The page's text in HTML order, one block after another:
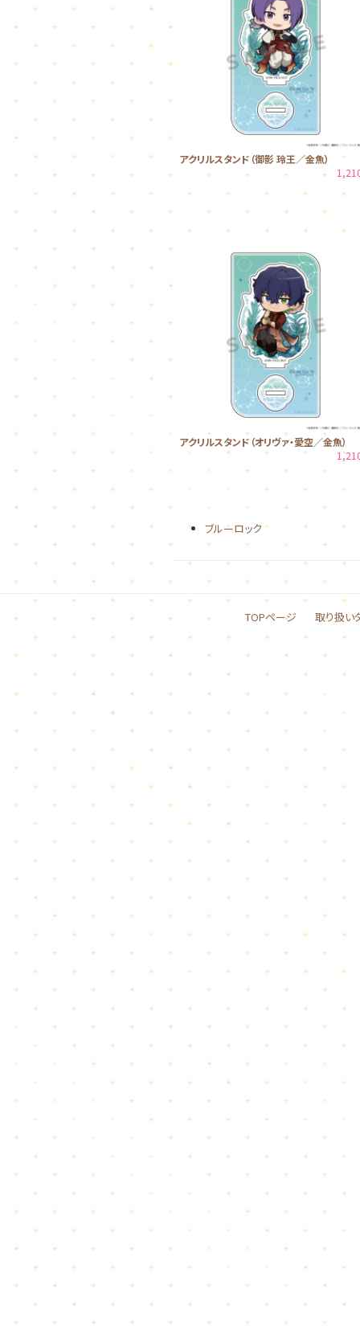
アクリルスタンド（御影 玲王／金魚）
アクリルスタンド（オリヴァ・愛空／金魚）
ブルーロック
TOPページ 取り扱い